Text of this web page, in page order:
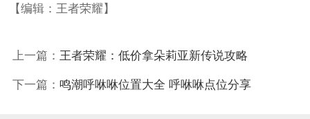
【编辑：王者荣耀】
上一篇： 王者荣耀：低价拿朵莉亚新传说攻略
下一篇： 鸣潮呼咻咻位置大全 呼咻咻点位分享